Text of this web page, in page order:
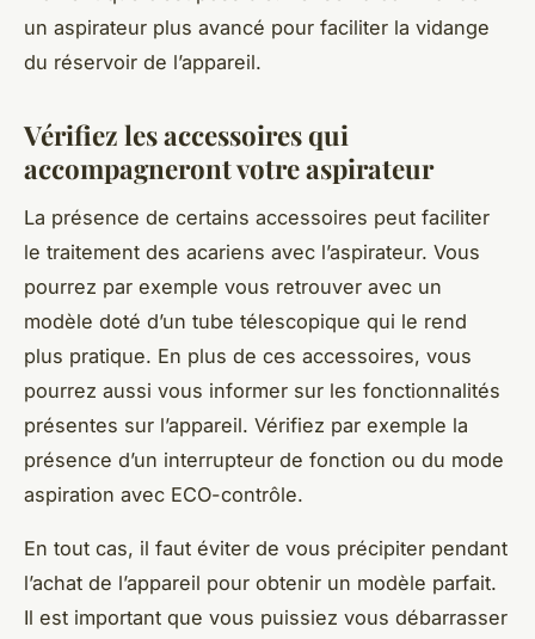
un aspirateur plus avancé pour faciliter la vidange
du réservoir de l’appareil.
Vérifiez les accessoires qui
accompagneront votre aspirateur
La présence de certains accessoires peut faciliter
le traitement des acariens avec l’aspirateur. Vous
pourrez par exemple vous retrouver avec un
modèle doté d’un tube télescopique qui le rend
plus pratique. En plus de ces accessoires, vous
pourrez aussi vous informer sur les fonctionnalités
présentes sur l’appareil. Vérifiez par exemple la
présence d’un interrupteur de fonction ou du mode
aspiration avec ECO-contrôle.
En tout cas, il faut éviter de vous précipiter pendant
l’achat de l’appareil pour obtenir un modèle parfait.
Il est important que vous puissiez vous débarrasser